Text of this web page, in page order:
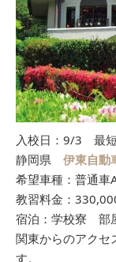
入校日：9/3 最
静岡県 伊東自動
希望車種：普通車
教習料金：
宿泊：学校寮 部
関東からのアクセ
す。